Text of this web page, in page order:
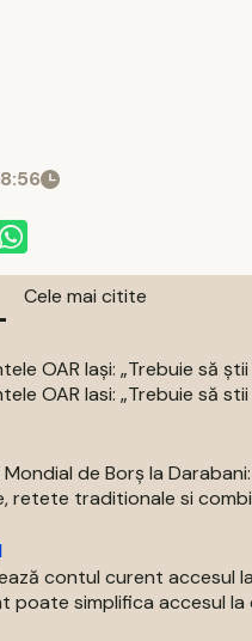
Cele mai citite
OAR Iași: „Trebuie să
OAR Iasi: „Trebuie să
de Borș la
retete traditionale si
contul curent accesul
poate simplifica accesul la